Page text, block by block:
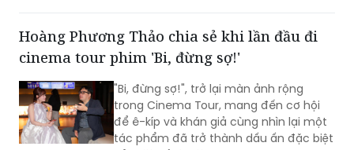
phát triển hùng cường của dân tộc
trong thời đại mới.
Hoàng Phương Thảo chia sẻ khi lần đầu đi
cinema tour phim 'Bi, đừng sợ!'
"Bi, đừng sợ!", trở lại màn ảnh rộng
trong Cinema Tour, mang đến cơ hội
để ê-kíp và khán giả cùng nhìn lại một
tác phẩm đã trở thành dấu ấn đặc biệt